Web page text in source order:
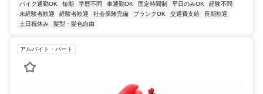
バイク通勤OK
短期 学歴不問 車通勤OK 固定時間制 平日のみOK
経験不問
未経験者歓迎
経験者歓迎 社会保険完備 ブランクOK 交通費支給
長期歓迎
土日祝休み
髪型・髪色自由
アルバイト・パート